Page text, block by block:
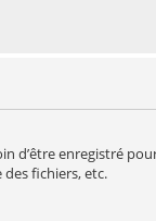
d’être enregistré
des fichiers, etc.